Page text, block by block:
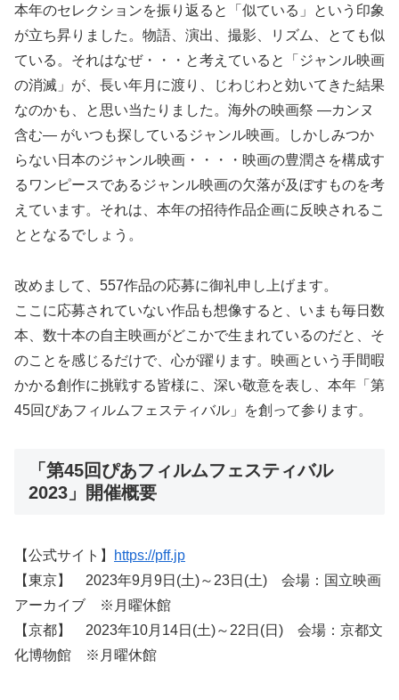
本年のセレクションを振り返ると「似ている」という印象
が立ち昇りました。物語、演出、撮影、リズム、とても似
ている。それはなぜ・・・と考えていると「ジャンル映画
の消滅」が、長い年月に渡り、じわじわと効いてきた結果
なのかも、と思い当たりました。海外の映画祭 ―カンヌ
含む― がいつも探しているジャンル映画。しかしみつか
らない日本のジャンル映画・・・・映画の豊潤さを構成す
るワンピースであるジャンル映画の欠落が及ぼすものを考
えています。それは、本年の招待作品企画に反映されるこ
ととなるでしょう。
改めまして、557作品の応募に御礼申し上げます。
ここに応募されていない作品も想像すると、いまも毎日数
本、数十本の自主映画がどこかで生まれているのだと、そ
のことを感じるだけで、心が躍ります。映画という手間暇
かかる創作に挑戦する皆様に、深い敬意を表し、本年「第
45回ぴあフィルムフェスティバル」を創って参ります。
「第45回ぴあフィルムフェスティバル
2023」開催概要
【公式サイト】
https://pff.jp
【東京】 2023年9月9日(土)～23日(土) 会場：国立映画
アーカイブ ※月曜休館
【京都】 2023年10月14日(土)～22日(日) 会場：京都文
化博物館 ※月曜休館